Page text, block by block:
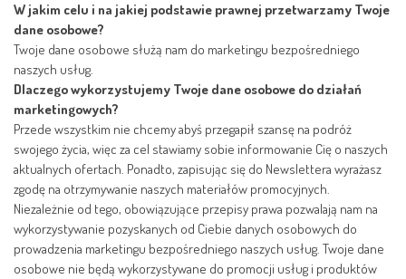
W jakim celu i na jakiej podstawie prawnej przetwarzamy Twoje
dane osobowe?
Twoje dane osobowe służą nam do marketingu bezpośredniego
naszych usług.
Dlaczego wykorzystujemy Twoje dane osobowe do działań
marketingowych?
Przede wszystkim nie chcemy abyś przegapił szansę na podróż
swojego życia, więc za cel stawiamy sobie informowanie Cię o naszych
aktualnych ofertach. Ponadto, zapisując się do Newslettera wyrażasz
zgodę na otrzymywanie naszych materiałów promocyjnych.
Niezależnie od tego, obowiązujące przepisy prawa pozwalają nam na
wykorzystywanie pozyskanych od Ciebie danych osobowych do
prowadzenia marketingu bezpośredniego naszych usług. Twoje dane
osobowe nie będą wykorzystywane do promocji usług i produktów